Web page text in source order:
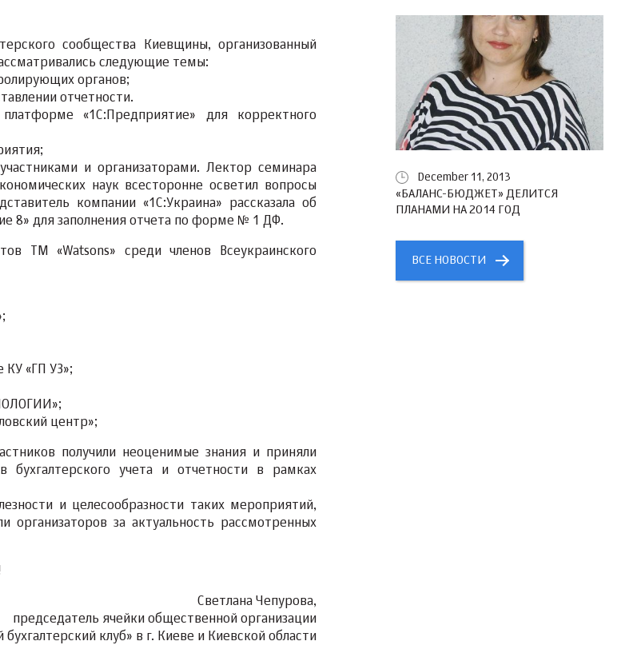
сообщества Киевщины, организованный
следующие темы:
органов;
отчетности.
«1С:Предприятие» для корректного
и организаторами. Лектор семинара
наук всесторонне осветил вопросы
компании «1С:Украина» рассказала об
8» для заполнения отчета по форме № 1 ДФ.
ТМ «Watsons» среди членов Всеукраинского
КУ «ГП УЗ»;
центр»;
получили неоценимые знания и приняли
бухгалтерского учета и отчетности в рамках
и целесообразности таких мероприятий,
организаторов за актуальность рассмотренных
Светлана Чепурова,
председатель ячейки общественной организации
бухгалтерский клуб» в г. Киеве и Киевской области
December 11, 2013
«БАЛАНС-БЮДЖЕТ» ДЕЛИТСЯ
ПЛАНАМИ НА 2014 ГОД
ВСЕ НОВОСТИ